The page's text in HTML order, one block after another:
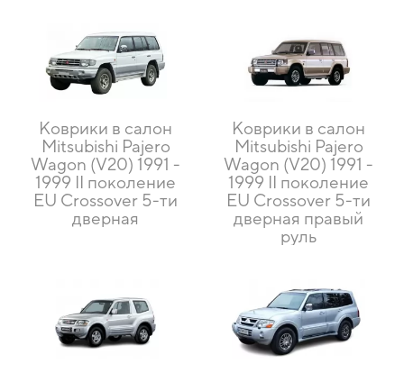
Коврики в салон
Mitsubishi Pajero
Wagon (V20) 1991 -
1999 II поколение
EU Crossover 5-ти
дверная
Коврики в салон
Mitsubishi Pajero
Wagon (V20) 1991 -
1999 II поколение
EU Crossover 5-ти
дверная правый
руль